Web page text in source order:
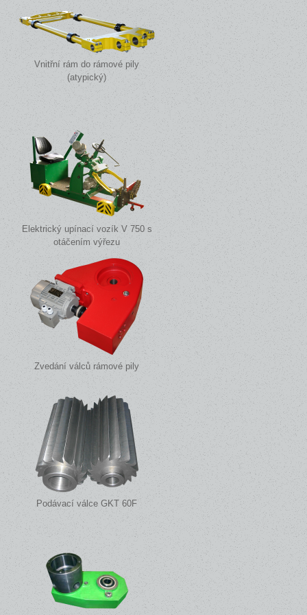
Vnitřní rám do rámové pily
(atypický)
Elektrický upínací vozík V 750 s
otáčením výřezu
Zvedání válců rámové pily
Podávací válce GKT 60F